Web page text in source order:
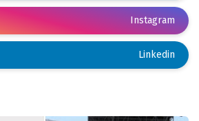
Instagram
Linkedin